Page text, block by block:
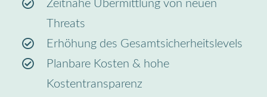
Zeitnahe Übermittlung von neuen
Threats
Erhöhung des Gesamtsicherheitslevels
Planbare Kosten & hohe
Kostentransparenz